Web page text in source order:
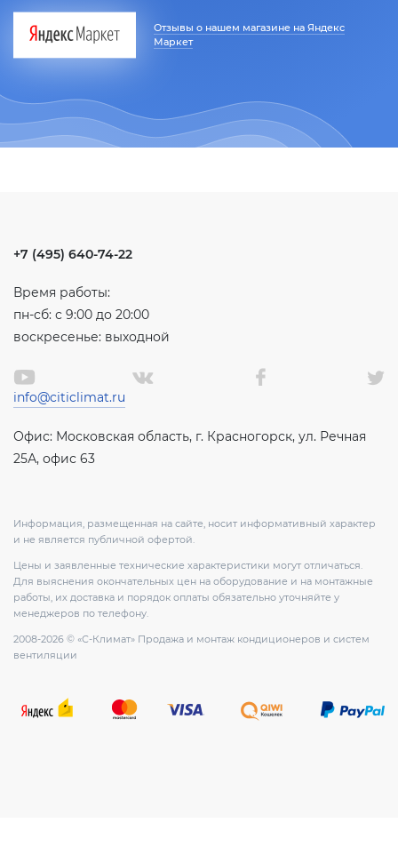
Отзывы о нашем магазине на Яндекс
Маркет
+7 (495) 640-74-22
Время работы:
пн-сб: с 9:00 до 20:00
воскресенье: выходной
info@citiclimat.ru
Офис: Московская область, г. Красногорск, ул. Речная
25А, офис 63
Информация, размещенная на сайте, носит информативный характер
и не является публичной офертой.
Цены и заявленные технические характеристики могут отличаться.
Для выяснения окончательных цен на оборудование и на монтажные
работы, их доставка и порядок оплаты обязательно уточняйте у
менеджеров по телефону.
2008-2026 © «С-Климат» Продажа и монтаж кондиционеров и систем
вентиляции